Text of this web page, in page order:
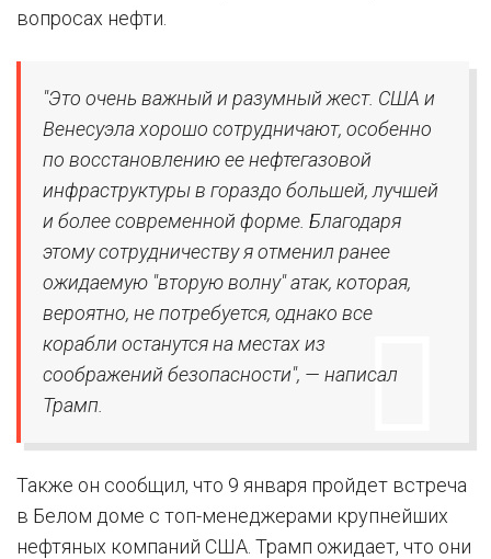
вопросах нефти.
"Это очень важный и разумный жест. США и
Венесуэла хорошо сотрудничают, особенно
по восстановлению ее нефтегазовой
инфраструктуры в гораздо большей, лучшей
и более современной форме. Благодаря
этому сотрудничеству я отменил ранее
ожидаемую "вторую волну" атак, которая,
вероятно, не потребуется, однако все
корабли останутся на местах из
соображений безопасности", — написал
Трамп.
Также он сообщил, что 9 января пройдет встреча
в Белом доме с топ-менеджерами крупнейших
нефтяных компаний США. Трамп ожидает, что они